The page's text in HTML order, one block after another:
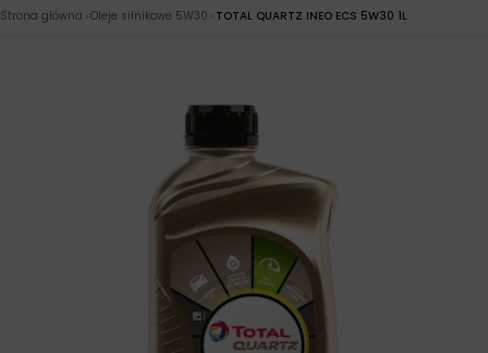
Strona główna › Oleje silnikowe 5W30 › TOTAL QUARTZ INEO ECS 5W30 1L